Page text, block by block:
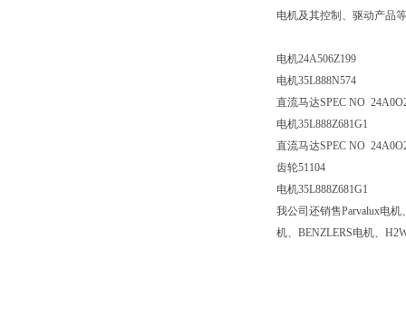
电机及其控制、驱动产品
电机24A506Z199
电机35L888N574
直流马达SPEC NO
电机35L888Z681G1
直流马达SPEC NO
齿轮51104
电机35L888Z681G1
我公司还销售Parvalux电
机、BENZLERS电机、